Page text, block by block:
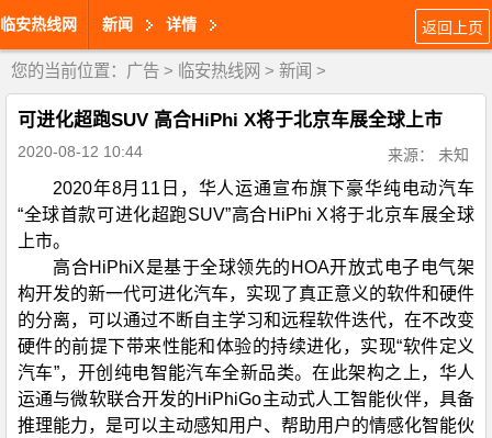
临安热线网 新闻 详情 返回上页
您的当前位置： 广告 > 临安热线网 > 新闻 >
可进化超跑SUV 高合HiPhi X将于北京车展全球上市
2020-08-12 10:44 来源： 未知
2020年8月11日，华人运通宣布旗下豪华纯电动汽车
“全球首款可进化超跑SUV”高合HiPhi X将于北京车展全球
上市。
高合HiPhiX是基于全球领先的HOA开放式电子电气架
构开发的新一代可进化汽车，实现了真正意义的软件和硬件
的分离，可以通过不断自主学习和远程软件迭代，在不改变
硬件的前提下带来性能和体验的持续进化，实现“软件定义
汽车”，开创纯电智能汽车全新品类。在此架构之上，华人
运通与微软联合开发的HiPhiGo主动式人工智能伙伴，具备
推理能力，是可以主动感知用户、帮助用户的情感化智能伙